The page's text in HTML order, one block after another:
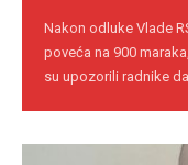
Nakon odluke Vlade
poveća na 900
su upozorili radnike